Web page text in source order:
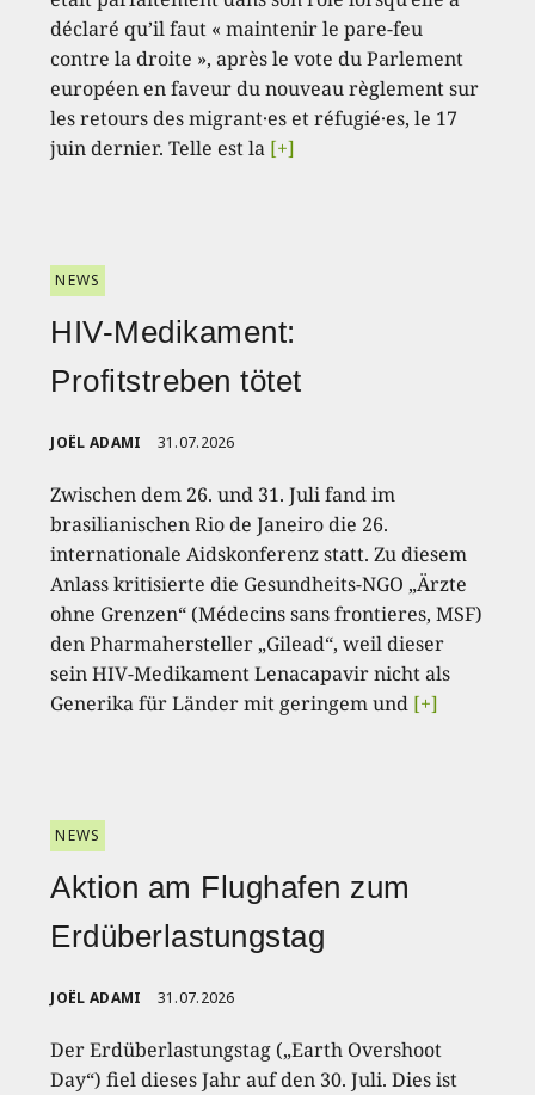
déclaré qu’il faut « maintenir le pare-feu
contre la droite », après le vote du Parlement
européen en faveur du nouveau règlement sur
les retours des migrant·es et réfugié·es, le 17
juin dernier. Telle est la [+]
NEWS
HIV-Medikament:
Profitstreben tötet
JOËL ADAMI 31.07.2026
Zwischen dem 26. und 31. Juli fand im
brasilianischen Rio de Janeiro die 26.
internationale Aidskonferenz statt. Zu diesem
Anlass kritisierte die Gesundheits-NGO „Ärzte
ohne Grenzen“ (Médecins sans frontieres, MSF)
den Pharmahersteller „Gilead“, weil dieser
sein HIV-Medikament Lenacapavir nicht als
Generika für Länder mit geringem und [+]
NEWS
Aktion am Flughafen zum
Erdüberlastungstag
JOËL ADAMI 31.07.2026
Der Erdüberlastungstag („Earth Overshoot
Day“) fiel dieses Jahr auf den 30. Juli. Dies ist